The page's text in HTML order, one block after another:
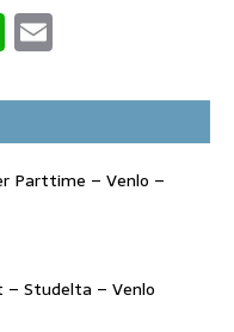
W
h
at
s
A
ai
l
Parttime – Venlo –
– Studelta – Venlo